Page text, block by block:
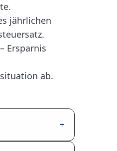
jährlichen
Ersparnis
ab.
+